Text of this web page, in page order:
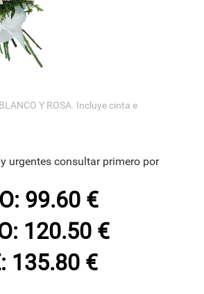
Y ROSA. Incluye cinta e
urgentes consultar primero por
99.60 €
120.50 €
135.80 €